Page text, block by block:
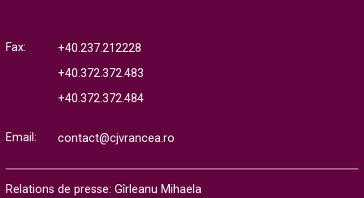
Fax:
+40.237.212228
+40.372.372.483
+40.372.372.484
Email: contact@cjvrancea.ro
Relations de presse: Gîrleanu Mihaela